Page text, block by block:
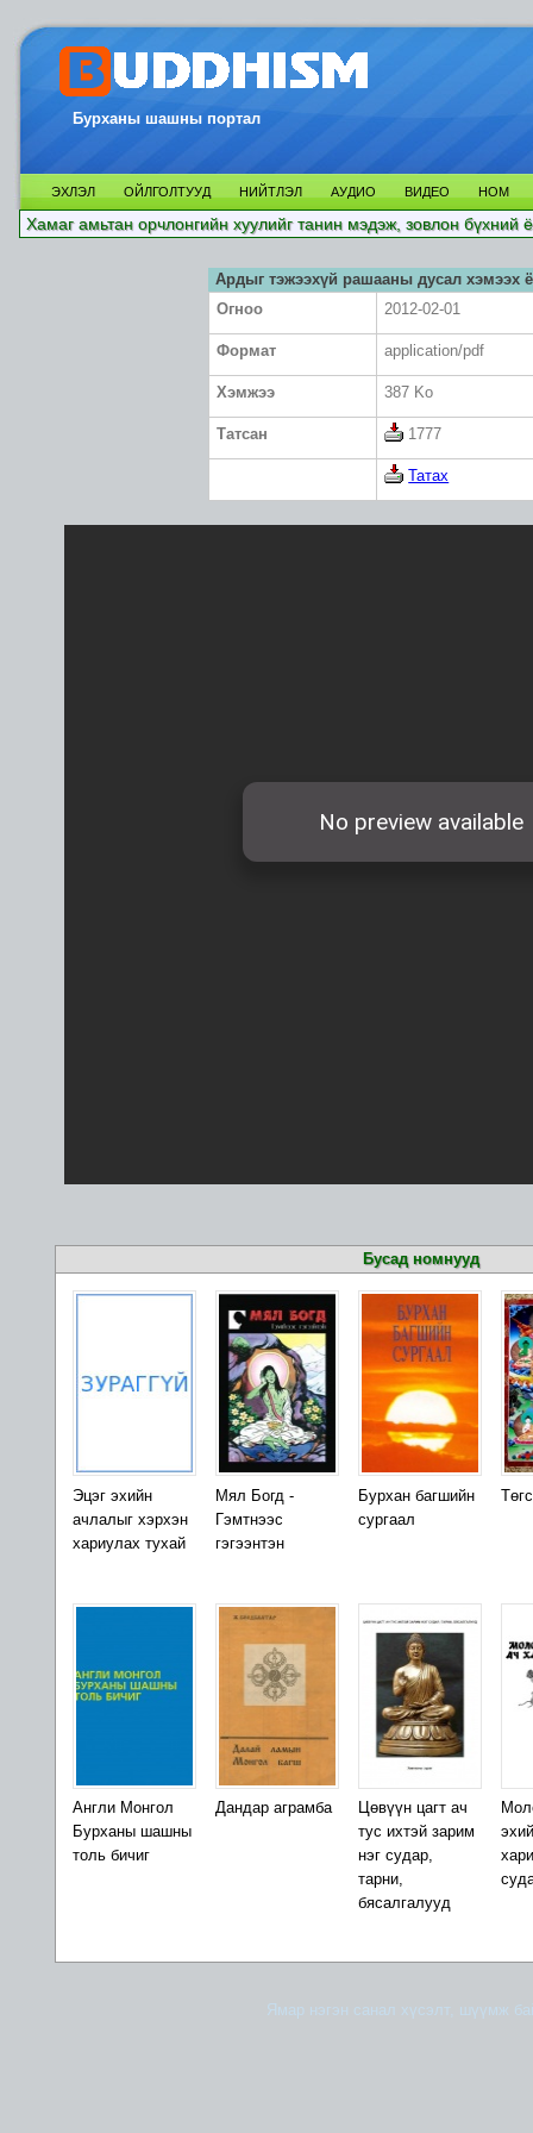
Бурханы шашны портал
ЭХЛЭЛ ОЙЛГОЛТУУД НИЙТЛЭЛ АУДИО ВИДЕО НОМ
Хамаг амьтан орчлонгийн хуулийг танин мэдэж, зовлон бүхний
Ардыг тэжээхүй рашааны дусал хэмээх
Огноо
2012-02-01
Формат application/pdf
Хэмжээ 387 Ko
Татсан 1777
Татах
Бусад номнууд
Эцэг эхийн
ачлалыг хэрхэн
хариулах тухай
Мял Богд -
Гэмтнээс
гэгээнтэн
Бурхан багшийн
сургаал
Англи Монгол
Бурханы шашны
толь бичиг
Дандар аграмба
Цөвүүн цагт ач
тус ихтэй зарим
нэг судар,
тарни,
бясалгалууд
Ямар нэгэн санал хүсэлт, шүүмж